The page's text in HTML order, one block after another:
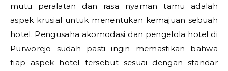
mutu peralatan dan rasa nyaman tamu adalah
aspek krusial untuk menentukan kemajuan sebuah
hotel. Pengusaha akomodasi dan pengelola hotel di
Purworejo sudah pasti ingin memastikan bahwa
tiap aspek hotel tersebut sesuai dengan standar